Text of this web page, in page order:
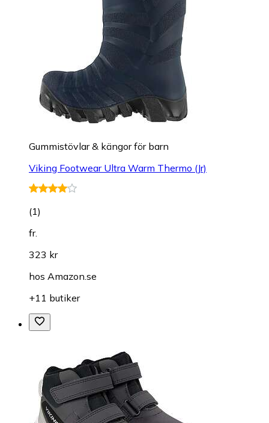
Gummistövlar & kängor för barn
Viking Footwear Ultra Warm Thermo (Jr)
(1)
fr.
323 kr
hos Amazon.se
+11 butiker